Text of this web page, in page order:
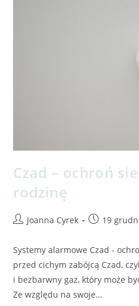
Czad – ochroń
rodzinę
Joanna Cyrek 19
Systemy alarmowe Czad -
przed cichym zabójcą Czad,
i bezbarwny gaz, który może
Ze względu na swoje…